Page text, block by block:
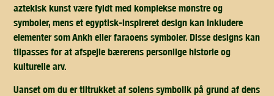
aztekisk kunst være fyldt med komplekse mønstre og
symboler, mens et egyptisk-inspireret design kan inkludere
elementer som Ankh eller faraoens symboler. Disse designs kan
tilpasses for at afspejle bærerens personlige historie og
kulturelle arv.
Uanset om du er tiltrukket af solens symbolik på grund af dens